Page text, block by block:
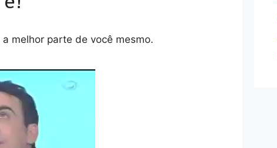
melhor parte de você mesmo.